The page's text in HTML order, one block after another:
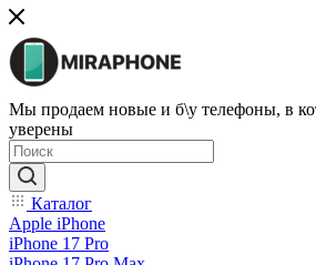
Мы продаем новые и б\у телефоны, в
уверены
Каталог
Apple iPhone
iPhone 17 Pro